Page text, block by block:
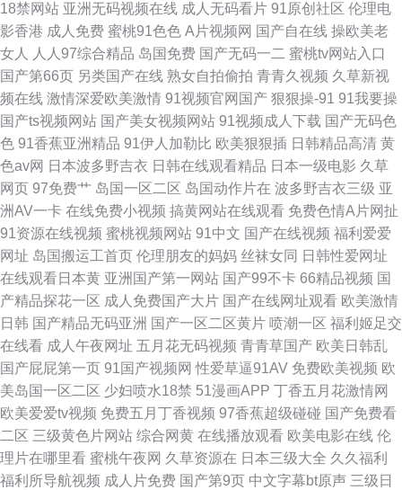
18禁网站 亚洲无码视频在线 成人无码看片 91原创社区 伦理电
影香港 成人免费 蜜桃91色色 A片视频网 国产自在线 操欧美老
女人
人人97综合精品 岛国免费 国产无码一二 蜜桃tv网站入口
国产第66页 另类国产在线 熟女自拍偷拍 青青久视频 久草新视
频在线 激情深爱欧美激情 91视频官网国产 狠狠操-91 91我要操
国产ts视频网站 国产美女视频网站 91视频成人下载 国产无码色
色 91香蕉亚洲精品 91伊人加勒比 欧美狠狠插 日韩精品高清 黄
色av网 日本波多野吉衣 日韩在线观看精品 日本一级电影 久草
网页 97免费艹 岛国一区二区 岛国动作片在 波多野吉衣三级 亚
洲AV一卡 在线免费小视频 搞黄网站在线观看 免费色情A片网扯
91资源在线视频 蜜桃视频网站 91中文 国产在线视频 福利爱爱
网址 岛国搬运工首页 伦理朋友的妈妈 丝袜女同 日韩性爱网址
在线观看日本黄 亚洲国产第一网站 国产99不卡 66精品视频 国
产精品探花一区 成人免费国产大片 国产在线网址观看 欧美激情
日韩 国产精品无码亚洲 国产一区二区黄片 喷潮一区 福利姬足交
在线看 成人午夜网址 五月花无码视频 青青草国产 欧美日韩乱
国产屁屁第一页 91国产视频网 性爱草逼91AV 免费欧美视频 欧
美岛国一区二区 少妇喷水18禁 51漫画APP 丁香五月花激情网
欧美爱爱tv视频 免费五月丁香视频 97香蕉超级碰碰 国产免费看
二区 三级黄色片网站 综合网黄 在线播放观看 欧美电影在线 伦
理片在哪里看 蜜桃午夜网 久草资源在 日本三级大全 久久福利
福利所导航视频 成人片免费 国产第9页 中文字幕bt原声 三级日